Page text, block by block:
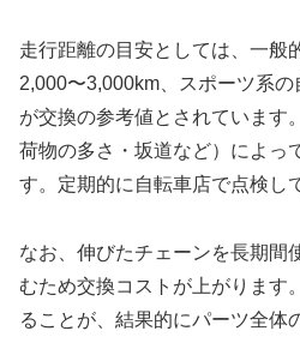
走行距離の目安としては、一般
2,000〜3,000km、スポーツ系
が交換の参考値とされています
荷物の多さ・坂道など）によっ
す。定期的に自転車店で点検し
なお、伸びたチェーンを長期間
むため交換コストが上がります
ることが、結果的にパーツ全体